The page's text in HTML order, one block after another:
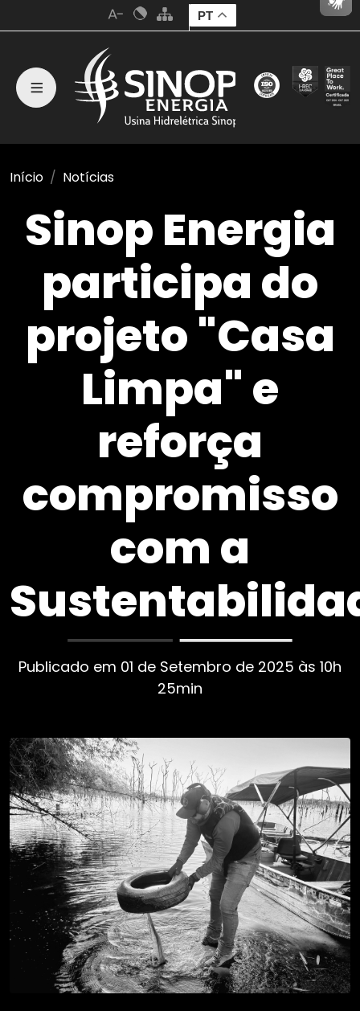
PT
Início Notícias
Sinop Energia
participa do
projeto "Casa
Limpa" e
reforça
compromisso
com a
Publicado em 01 de Setembro de 2025 às 10h
25min